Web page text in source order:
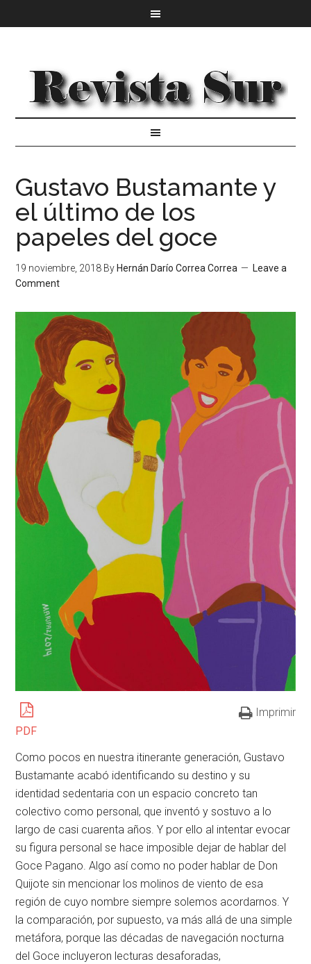
Gustavo Bustamante y
el último de los
papeles del goce
19 noviembre, 2018 By Hernán Darío Correa Correa
Leave a
Comment
PDF
Imprimir
Como pocos en nuestra itinerante generación, Gustavo
Bustamante acabó identificando su destino y su
identidad sedentaria con un espacio concreto tan
colectivo como personal, que inventó y sostuvo a lo
largo de casi cuarenta años. Y por ello al intentar evocar
su figura personal se hace imposible dejar de hablar del
Goce Pagano. Algo así como no poder hablar de Don
Quijote sin mencionar los molinos de viento de esa
región de cuyo nombre siempre solemos acordarnos. Y
la comparación, por supuesto, va más allá de una simple
metáfora, porque las décadas de navegación nocturna
del Goce incluyeron lecturas desaforadas,